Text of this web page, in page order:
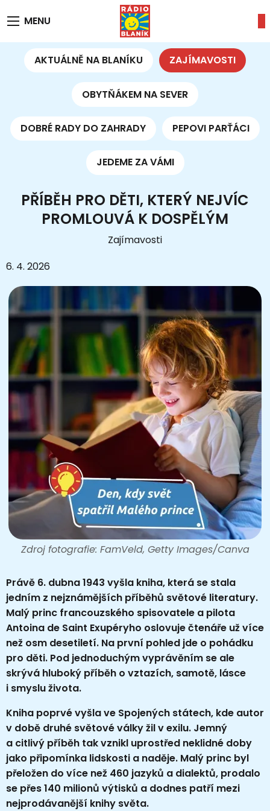
MENU
AKTUÁLNĚ NA BLANÍKU ZAJÍMAVOSTI
OBYTŇÁKEM NA SEVER
DOBRÉ RADY DO ZAHRADY PEPOVI PARŤÁCI
JEDEME ZA VÁMI
PŘÍBĚH PRO DĚTI, KTERÝ NEJVÍC
PROMLOUVÁ K DOSPĚLÝM
Zajímavosti
6. 4. 2026
Zdroj fotografie: FamVeld, Getty Images/Canva
Právě 6. dubna 1943 vyšla kniha, která se stala
jedním z nejznámějších příběhů světové literatury.
Malý princ francouzského spisovatele a pilota
Antoina de Saint Exupéryho oslovuje čtenáře už více
než osm desetiletí. Na první pohled jde o pohádku
pro děti. Pod jednoduchým vyprávěním se ale
skrývá hluboký příběh o vztazích, samotě, lásce
i smyslu života.
Kniha poprvé vyšla ve Spojených státech, kde autor
v době druhé světové války žil v exilu. Jemný
a citlivý příběh tak vznikl uprostřed neklidné doby
jako připomínka lidskosti a naděje. Malý princ byl
přeložen do více než 460 jazyků a dialektů, prodalo
se přes 140 milionů výtisků a dodnes patří mezi
nejprodávanější knihy světa.